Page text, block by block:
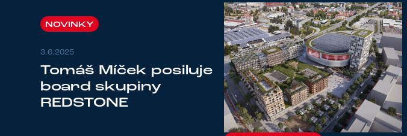
NOVINKY
3.6.2025
Tomáš Míček posiluje
board skupiny
REDSTONE